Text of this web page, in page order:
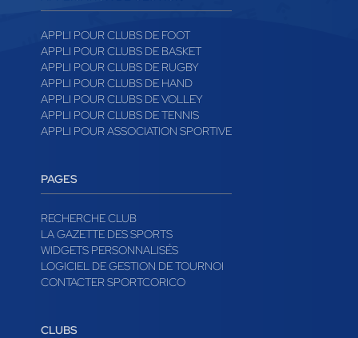
APPLI POUR CLUBS DE FOOT
APPLI POUR CLUBS DE BASKET
APPLI POUR CLUBS DE RUGBY
APPLI POUR CLUBS DE HAND
APPLI POUR CLUBS DE VOLLEY
APPLI POUR CLUBS DE TENNIS
APPLI POUR ASSOCIATION SPORTIVE
PAGES
RECHERCHE CLUB
LA GAZETTE DES SPORTS
WIDGETS PERSONNALISÉS
LOGICIEL DE GESTION DE TOURNOI
CONTACTER SPORTCORICO
CLUBS